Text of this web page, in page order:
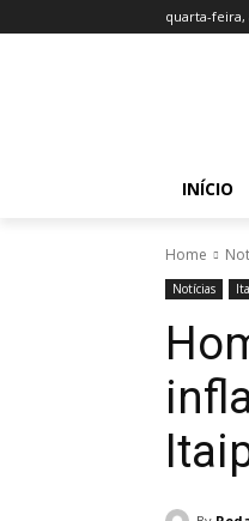
quarta-feira,
INÍCIO
Home
Notícias